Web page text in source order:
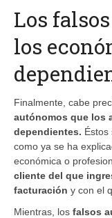
Los
los
Finalmente, cabe
autónomos que los
dependientes. Éstos
como ya se ha
económica o
cliente del que
facturación y con el
Mientras, los falsos